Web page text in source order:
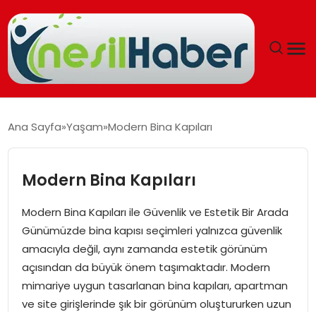
GÜNCEL
YAŞAM
EĞITIM
SOSYAL HABER
SPOR
Ana Sayfa Yaşam Modern Bina Kapıları
Modern Bina Kapıları
Modern Bina Kapıları ile Güvenlik ve Estetik Bir Arada
Günümüzde bina kapısı seçimleri yalnızca güvenlik
amacıyla değil, aynı zamanda estetik görünüm
açısından da büyük önem taşımaktadır. Modern
mimariye uygun tasarlanan bina kapıları, apartman
ve site girişlerinde şık bir görünüm oluştururken uzun